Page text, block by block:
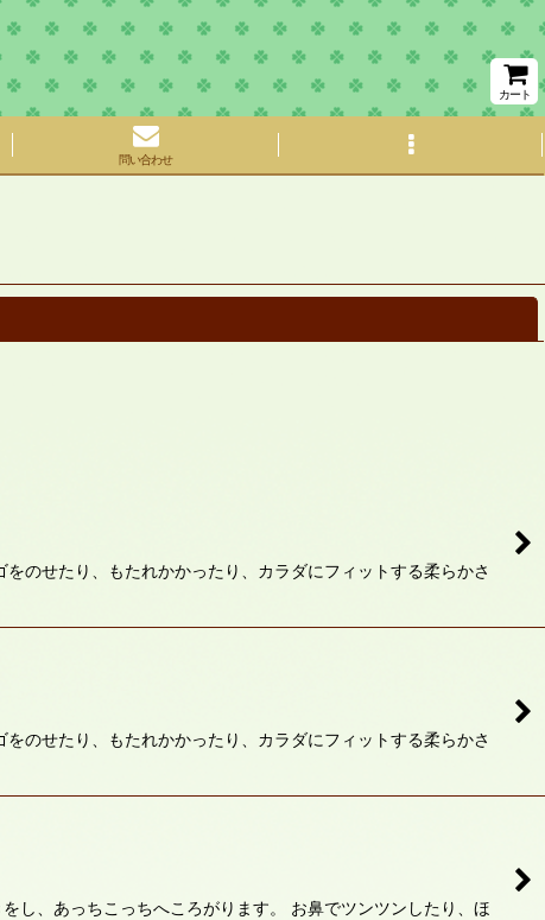
カート
問い合わせ
のせたり、もたれかかったり、カラダにフィットする柔らかさ
のせたり、もたれかかったり、カラダにフィットする柔らかさ
し、あっちこっちへころがります。 お鼻でツンツンしたり、ほ